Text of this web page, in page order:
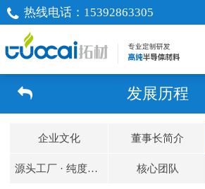
热线电话： 15392863305
发展历程
企业文化 董事长简介
源头工厂 · 纯度定制 核心团队